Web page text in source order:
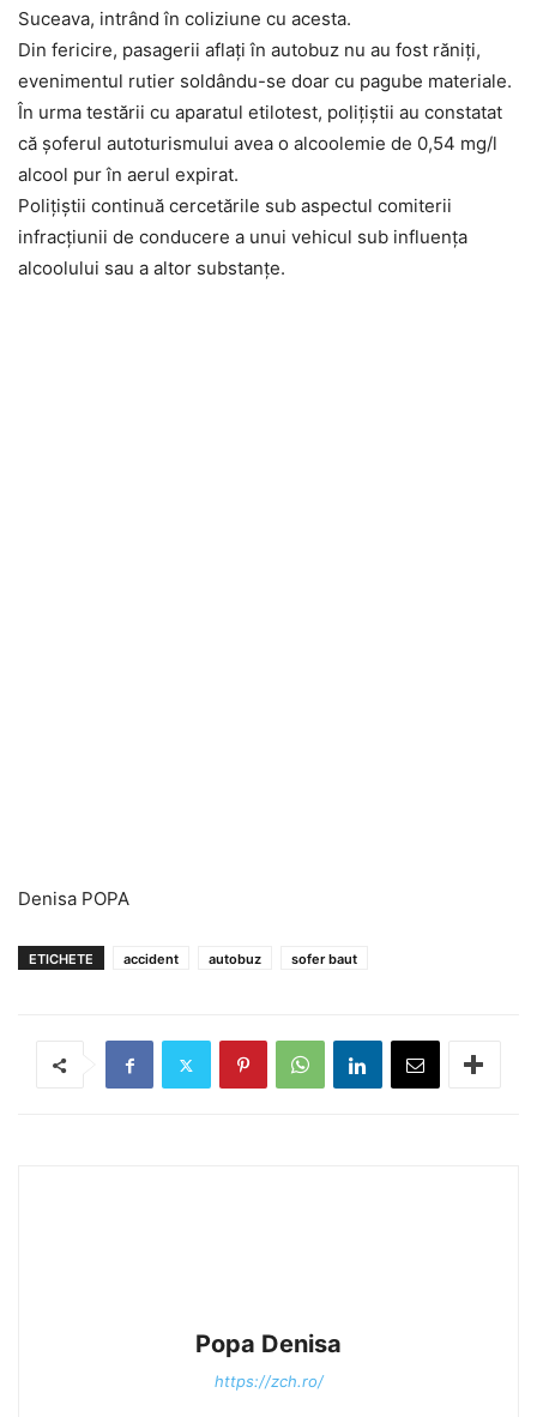
Suceava, intrând în coliziune cu acesta.
Din fericire, pasagerii aflați în autobuz nu au fost răniți,
evenimentul rutier soldându-se doar cu pagube materiale.
În urma testării cu aparatul etilotest, polițiștii au constatat
că șoferul autoturismului avea o alcoolemie de 0,54 mg/l
alcool pur în aerul expirat.
Polițiștii continuă cercetările sub aspectul comiterii
infracțiunii de conducere a unui vehicul sub influența
alcoolului sau a altor substanțe.
Denisa POPA
ETICHETE accident autobuz sofer baut
Popa Denisa
https://zch.ro/